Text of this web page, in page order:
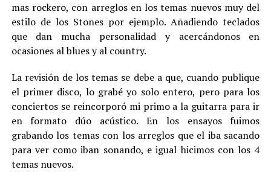
mas rockero, con arreglos en los temas nuevos muy del
estilo de los Stones por ejemplo. Añadiendo teclados
que dan mucha personalidad y acercándonos en
ocasiones al blues y al country.
La revisión de los temas se debe a que, cuando publique
el primer disco, lo grabé yo solo entero, pero para los
conciertos se reincorporó mi primo a la guitarra para ir
en formato dúo acústico. En los ensayos fuimos
grabando los temas con los arreglos que el iba sacando
para ver como iban sonando, e igual hicimos con los 4
temas nuevos.